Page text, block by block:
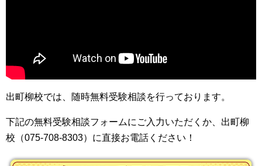
出町柳校では、随時無料受験相談を行っております。
下記の無料受験相談フォームにご入力いただくか、出町柳
校（075-708-8303）に直接お電話ください！